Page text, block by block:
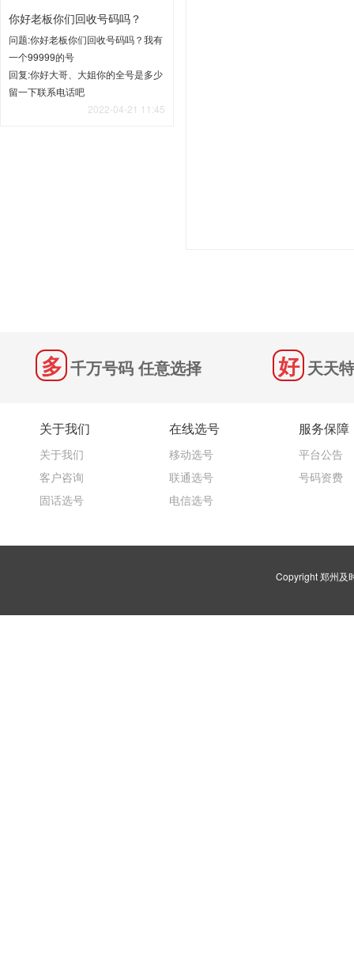
你好老板你们回收号码吗？
问题:你好老板你们回收号码吗？我有
一个99999的号
回复:你好大哥、大姐你的全号是多少
留一下联系电话吧
2022-04-21 11:45
千万号码 任意选择 天天
关于我们
关于我们
客户咨询
固话选号
在线选号
移动选号
联通选号
电信选号
服务保障
平台公告
号码资费
Copyright 郑州及